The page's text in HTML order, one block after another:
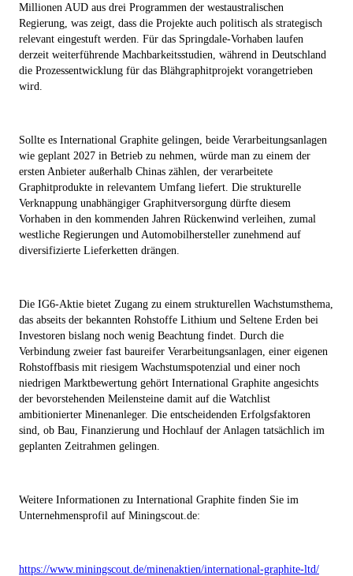
Millionen AUD aus drei Programmen der westaustralischen
Regierung, was zeigt, dass die Projekte auch politisch als strategisch
relevant eingestuft werden. Für das Springdale-Vorhaben laufen
derzeit weiterführende Machbarkeitsstudien, während in Deutschland
die Prozessentwicklung für das Blähgraphitprojekt vorangetrieben
wird.
Sollte es International Graphite gelingen, beide Verarbeitungsanlagen
wie geplant 2027 in Betrieb zu nehmen, würde man zu einem der
ersten Anbieter außerhalb Chinas zählen, der verarbeitete
Graphitprodukte in relevantem Umfang liefert. Die strukturelle
Verknappung unabhängiger Graphitversorgung dürfte diesem
Vorhaben in den kommenden Jahren Rückenwind verleihen, zumal
westliche Regierungen und Automobilhersteller zunehmend auf
diversifizierte Lieferketten drängen.
Die IG6-Aktie bietet Zugang zu einem strukturellen Wachstumsthema,
das abseits der bekannten Rohstoffe Lithium und Seltene Erden bei
Investoren bislang noch wenig Beachtung findet. Durch die
Verbindung zweier fast baureifer Verarbeitungsanlagen, einer eigenen
Rohstoffbasis mit riesigem Wachstumspotenzial und einer noch
niedrigen Marktbewertung gehört International Graphite angesichts
der bevorstehenden Meilensteine damit auf die Watchlist
ambitionierter Minenanleger. Die entscheidenden Erfolgsfaktoren
sind, ob Bau, Finanzierung und Hochlauf der Anlagen tatsächlich im
geplanten Zeitrahmen gelingen.
Weitere Informationen zu International Graphite finden Sie im
Unternehmensprofil auf Miningscout.de:
https://www.miningscout.de/minenaktien/international-graphite-ltd/